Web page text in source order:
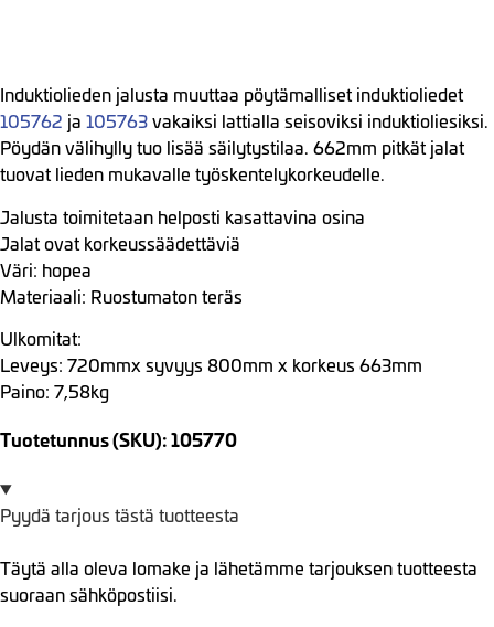
Induktiolieden jalusta muuttaa pöytämalliset induktioliedet
105762 ja 105763vakaiksi lattialla seisoviksi induktioliesiksi.
Pöydän välihylly tuo lisää säilytystilaa. 662mm pitkät jalat
tuovat lieden mukavalle työskentelykorkeudelle.
Jalusta toimitetaan helposti kasattavina osina
Jalat ovat korkeussäädettäviä
Väri: hopea
Materiaali: Ruostumaton teräs
Ulkomitat:
Leveys: 720mmx syvyys 800mm x korkeus 663mm
Paino: 7,58kg
Tuotetunnus (SKU): 105770
Pyydä tarjous tästä tuotteesta
Täytä alla oleva lomake ja lähetämme tarjouksen tuotteesta
suoraan sähköpostiisi.